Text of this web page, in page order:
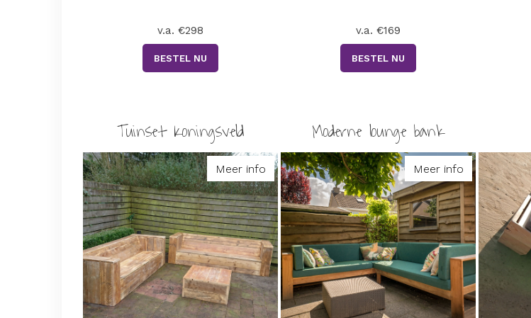
v.a. €298
BESTEL NU
v.a. €169
BESTEL NU
Tuinset Koningsveld
Meer info
Moderne lounge bank
Meer info